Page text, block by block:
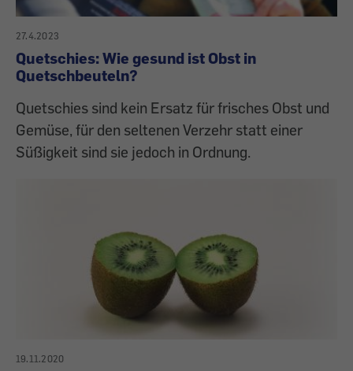
27.4.2023
Quetschies: Wie gesund ist Obst in
Quetschbeuteln?
Quetschies sind kein Ersatz für frisches Obst und
Gemüse, für den seltenen Verzehr statt einer
Süßigkeit sind sie jedoch in Ordnung.
19.11.2020